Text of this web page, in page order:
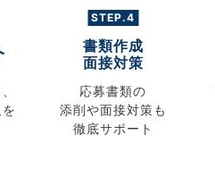
STEP.4
書類作成
面接対策
応募書類の
添削や面接対策も
徹底サポート